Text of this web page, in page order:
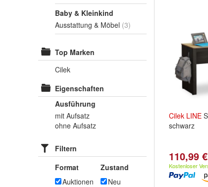
Baby & Kleinkind
Ausstattung & Möbel (3)
Top Marken
Cilek
Eigenschaften
Ausführung
mit Aufsatz
ohne Aufsatz
Filtern
Format
Auktionen
Zustand
Neu
Cilek LINE
schwarz
110,99 €
Kostenloser